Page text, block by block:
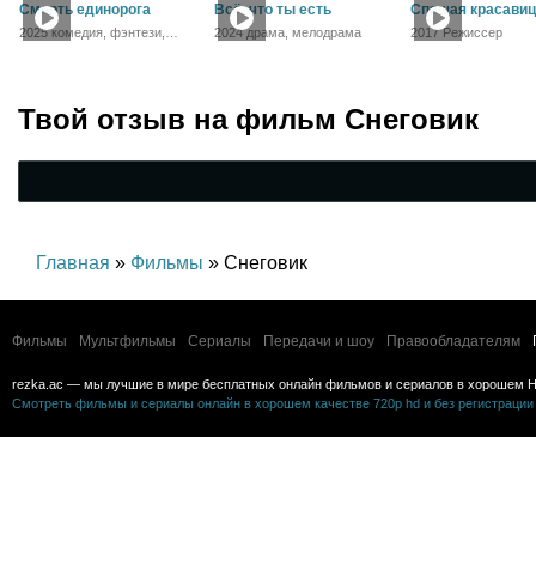
Смерть единорога
2025 комедия, фэнтези,
Всё, что ты есть
2024 драма, мелодрама
Спящая
2017 Режиссер
Твой отзыв на фильм Снеговик
Главная » Фильмы » Снеговик
Фильмы Мультфильмы Сериалы Передачи и шоу Правообладателям
rezka.ac — мы лучшие в мире бесплатных онлайн фильмов и сериалов в хорошем
Смотреть фильмы и сериалы онлайн в хорошем качестве 720p hd и без